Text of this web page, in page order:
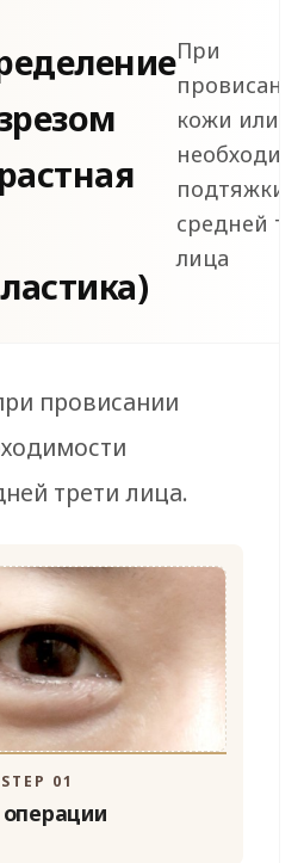
При
кожи или
подтяжки
средней
лица
провисании
трети лица.
STEP 01